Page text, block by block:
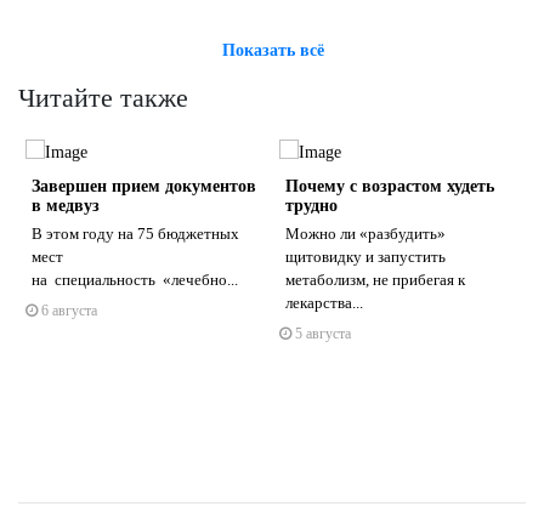
Показать всё
Читайте также
Завершен прием документов
в медвуз
В этом году на 75 бюджетных
мест
на специальность «лечебно...
6 августа
Почему с возрастом худеть
трудно
Можно ли «разбудить»
щитовидку и запустить
метаболизм, не прибегая к
лекарства...
5 августа